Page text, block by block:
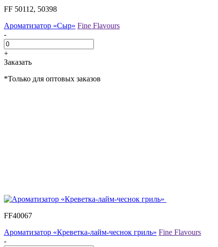
FF 50112, 50398
Ароматизатор «Сыр» Fine Flavours
-
+
Заказать
*Только для оптовых заказов
FF40067
Ароматизатор «Креветка-лайм-чеснок гриль» Fine Flavours
-